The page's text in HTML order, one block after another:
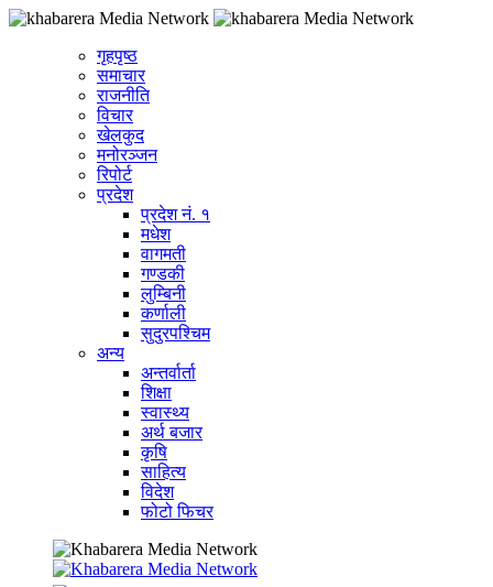
गृहपृष्ठ
समाचार
राजनीति
विचार
खेलकुद
मनोरञ्जन
रिपोर्ट
प्रदेश
प्रदेश नं. १
मधेश
वागमती
गण्डकी
लुम्बिनी
कर्णाली
सुदुरपश्चिम
अन्य
अन्तर्वार्ता
शिक्षा
स्वास्थ्य
अर्थ बजार
कृषि
साहित्य
विदेश
फोटो फिचर